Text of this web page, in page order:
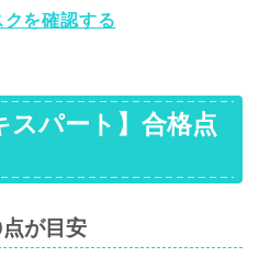
を確認する
スパート】合格点
が目安